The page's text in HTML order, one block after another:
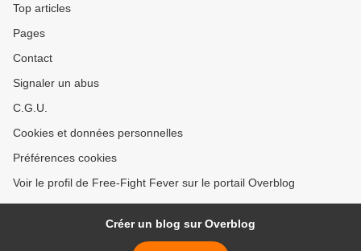
Top articles
Pages
Contact
Signaler un abus
C.G.U.
Cookies et données personnelles
Préférences cookies
Voir le profil de Free-Fight Fever sur le portail Overblog
Créer un blog sur Overblog